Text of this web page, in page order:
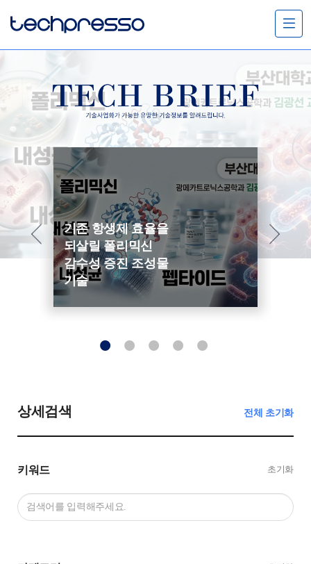
메
뉴
열
기
기존 항생제 효율을
되살릴 폴리믹신
감수성 증진 조성물
기술
정
상세검색 전체 초기화
키워드 초기화